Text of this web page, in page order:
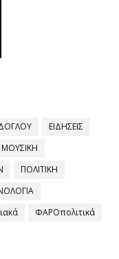
ΕΙΔΗΣΕΙΣ
ΜΟΥΣΙΚΗ
ΠΟΛΙΤΙΚΗ
ΦΑΡΟπολιτικά